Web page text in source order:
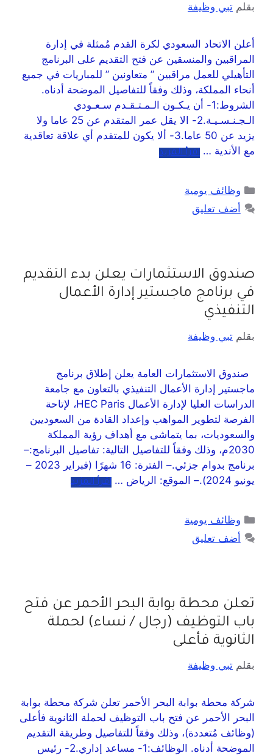
بقلم تبي وظيفة
أعلن الاتحاد السعودي لكرة القدم مُمثلة في إدارة
المراقبين والمنسقين عن فتح التقديم على البرنامج
التأهيلي للعمل مراقبين ” متعاونين ” للمباريات في جميع
أنحاء المملكة، وذلك وفقاً للتفاصيل الموضحة أدناه.
الشروط:1- أن يـكـون الـمـتـقـدم سـعـودي
الـجـنـسـيـة.2- الا يقل عمر المتقدم عن 25 عاما ولا
يزيد عن 50 عاما.3- ألا يكون للمتقدم أي علاقة تعاقدية
مع الأندية … اقرأ المزيد
وظائف يومية
أضف تعليق
صندوق الاستثمارات يعلن بدء التقديم
في برنامج ماجستير إدارة الأعمال
التنفيذي
بقلم تبي وظيفة
صندوق الاستثمارات العامة يعلن إطلاق برنامج
ماجستير إدارة الأعمال التنفيذي بالتعاون مع جامعة
الدراسات العليا لإدارة الأعمال HEC Paris، لإتاحة
الفرصة لتطوير المواهب وإعداد القادة من السعوديين
والسعوديات، بما يتماشى مع أهداف رؤية المملكة
2030م، وذلك وفقاً للتفاصيل التالية: تفاصيل البرنامج:–
برنامج بدوام جزئي.– الفترة: 16 شهرًا (فبراير 2023 –
يونيو 2024).– الموقع: الرياض …
اقرأ المزيد
وظائف يومية
أضف تعليق
تعلن محطة بوابة البحر الأحمر عن فتح
باب التوظيف (رجال / نساء) لحملة
الثانوية فأعلى
بقلم تبي وظيفة
شركة محطة بوابة البحر الأحمر تعلن شركة محطة بوابة
البحر الأحمر عن فتح باب التوظيف لحملة الثانوية فأعلى
(وظائف مُتعددة)، وذلك وفقاً للتفاصيل وطريقة التقديم
الموضحة أدناه. الوظائف:1- مساعد إداري.2- رئيس